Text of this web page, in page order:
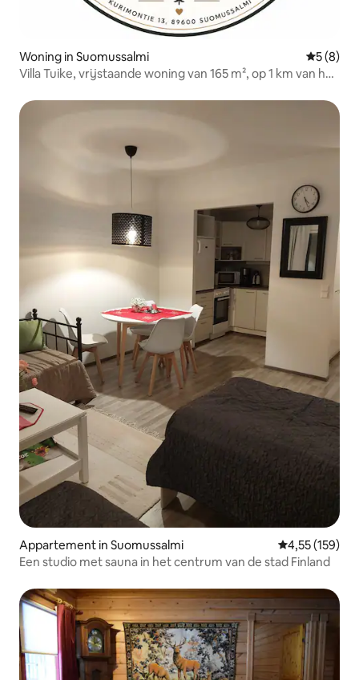
Woning in Suomussalmi
5 (8)
Villa Tuike, vrijstaande woning van 165 m², op 1 km van het
Appartement in Suomussalmi Gemiddelde
4,55 (159)
Een studio met sauna in het centrum van de stad Finland